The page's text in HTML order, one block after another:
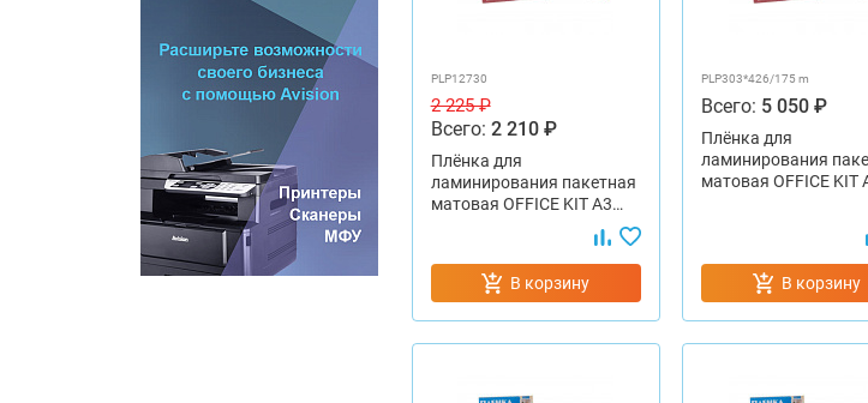
PLP12730
2 225 ₽
Всего: 2 210 ₽
Плёнка для
ламинирования пакетная
матовая OFFICE KIT А3…
В корзину
PLP303*426/175 m
Всего: 5 050 ₽
Плёнка для
ламинирования
матовая OFFICE KIT
В корзину